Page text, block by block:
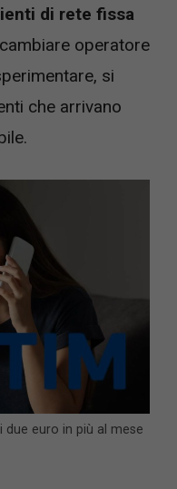
di rete fissa
operatore
si
che arrivano
euro in più al mese